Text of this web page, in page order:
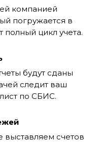
компанией
погружается в
полный цикл учета.
будут сданы
следит ваш
по СБИС.
выставляем счетов